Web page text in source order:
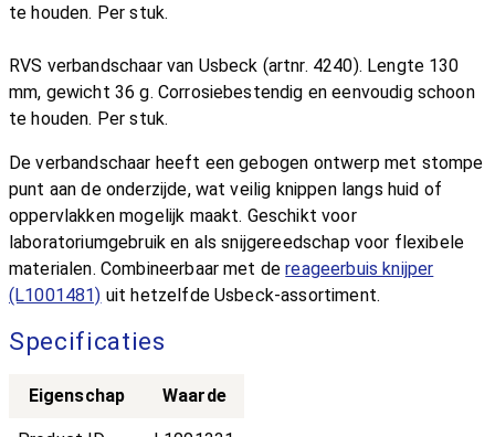
te houden. Per stuk.
RVS verbandschaar van Usbeck (artnr. 4240). Lengte 130
mm, gewicht 36 g. Corrosiebestendig en eenvoudig schoon
te houden. Per stuk.
De verbandschaar heeft een gebogen ontwerp met stompe
punt aan de onderzijde, wat veilig knippen langs huid of
oppervlakken mogelijk maakt. Geschikt voor
laboratoriumgebruik en als snijgereedschap voor flexibele
materialen. Combineerbaar met dereageerbuis knijper
(L1001481) uit hetzelfde Usbeck-assortiment.
Specificaties
Eigenschap Waarde